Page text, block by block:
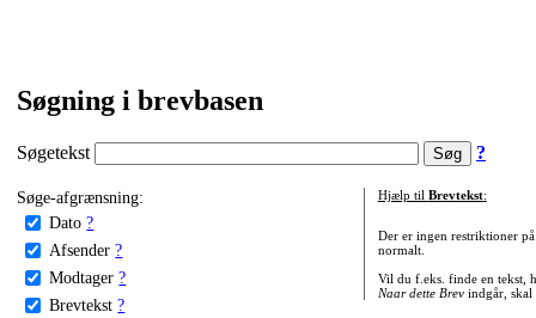
Søgning i brevbasen
Søgetekst ?
Søge-afgrænsning:
Dato ?
Afsender ?
Modtager ?
Brevtekst ?
Hjælp til Brevtekst:
Der er ingen restriktioner
normalt.
Vil du f.eks. finde en tekst,
Naar dette Brevindgår, skal